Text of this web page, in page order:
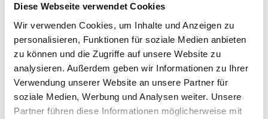
Diese Webseite verwendet Cookies
Wir verwenden Cookies, um Inhalte und Anzeigen zu
personalisieren, Funktionen für soziale Medien anbieten
zu können und die Zugriffe auf unsere Website zu
analysieren. Außerdem geben wir Informationen zu Ihrer
Verwendung unserer Website an unsere Partner für
soziale Medien, Werbung und Analysen weiter. Unsere
Partner führen diese Informationen möglicherweise mit